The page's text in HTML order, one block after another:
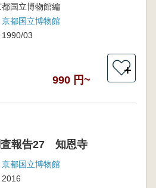
都国立博物館編
京都国立博物館
1990/03
990 円~
＋
査報告27 知恩寺
京都国立博物館
2016